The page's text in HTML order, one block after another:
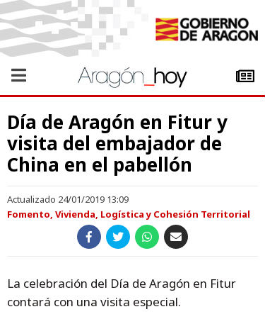
Día de Aragón en Fitur y
visita del embajador de
China en el pabellón
Actualizado 24/01/2019 13:09
Fomento, Vivienda, Logística y Cohesión Territorial
La celebración del Día de Aragón en Fitur
contará con una visita especial.